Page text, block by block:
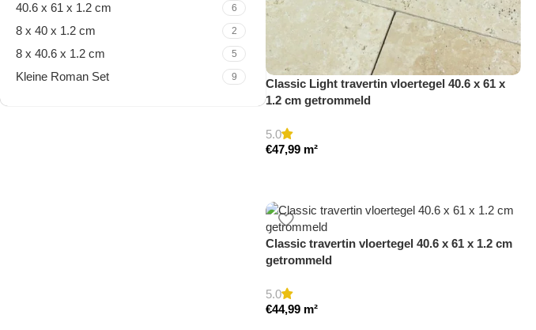
40.6 x 61 x 1.2 cm 6
8 x 40 x 1.2 cm 2
8 x 40.6 x 1.2 cm 5
Kleine Roman Set 9
Classic Light travertin vloertegel 40.6 x 61 x
1.2 cm getrommeld
5.0
€47,99 m²
Classic travertin vloertegel 40.6 x 61 x 1.2 cm
getrommeld
5.0
€44,99 m²